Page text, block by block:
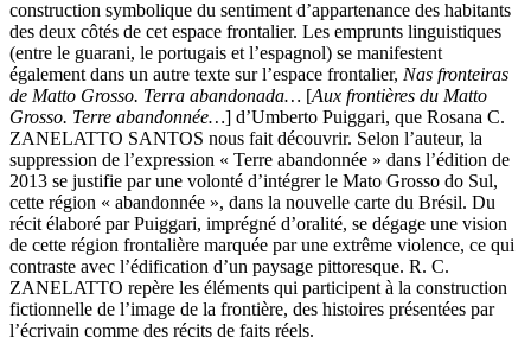
construction symbolique du sentiment d’appartenance des habitants
des deux côtés de cet espace frontalier. Les emprunts linguistiques
(entre le guarani, le portugais et l’espagnol) se manifestent
également dans un autre texte sur l’espace frontalier, Nas fronteiras
de Matto Grosso. Terra abandonada… [Aux frontières du Matto
Grosso. Terre abandonnée…] d’Umberto Puiggari, que Rosana C.
ZANELATTO SANTOS nous fait découvrir. Selon l’auteur, la
suppression de l’expression « Terre abandonnée » dans l’édition de
2013 se justifie par une volonté d’intégrer le Mato Grosso do Sul,
cette région « abandonnée », dans la nouvelle carte du Brésil. Du
récit élaboré par Puiggari, imprégné d’oralité, se dégage une vision
de cette région frontalière marquée par une extrême violence, ce qui
contraste avec l’édification d’un paysage pittoresque. R. C.
ZANELATTO repère les éléments qui participent à la construction
fictionnelle de l’image de la frontière, des histoires présentées par
l’écrivain comme des récits de faits réels.